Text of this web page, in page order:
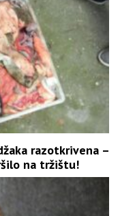
razotkrivena –
na tržištu!